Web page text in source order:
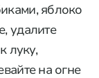
яблоко
удалите
луку,
на огне